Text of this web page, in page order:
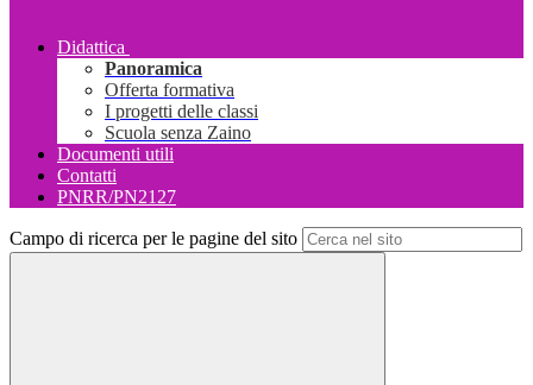
Didattica
Panoramica
Offerta formativa
I progetti delle classi
Scuola senza Zaino
Documenti utili
Contatti
PNRR/PN2127
Campo di ricerca per le pagine del sito